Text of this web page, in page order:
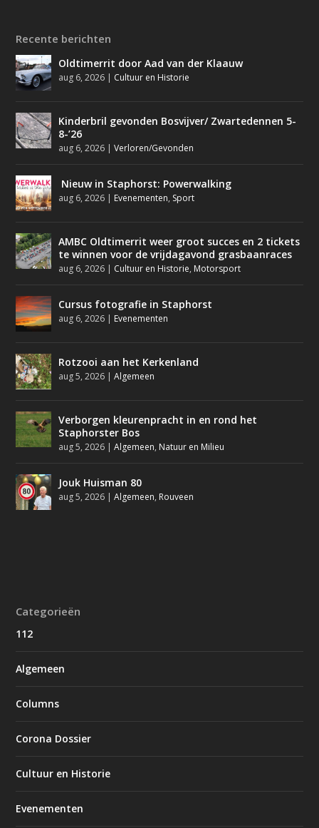
Recente berichten
Oldtimerrit door Aad van der Klaauw
aug 6, 2026 | Cultuur en Historie
Kinderbril gevonden Bosvijver/ Zwartedennen 5-
8-’26
aug 6, 2026 |Verloren/Gevonden
Nieuw in Staphorst: Powerwalking
aug 6, 2026 | Evenementen, Sport
AMBC Oldtimerrit weer groot succes en 2 tickets
te winnen voor de vrijdagavond grasbaanraces
aug 6, 2026 | Cultuur en Historie, Motorsport
Cursus fotografie in Staphorst
aug 6, 2026 | Evenementen
Rotzooi aan het Kerkenland
aug 5, 2026 |Algemeen
Verborgen kleurenpracht in en rond het
Staphorster Bos
aug 5, 2026 |Algemeen, Natuur en Milieu
Jouk Huisman 80
aug 5, 2026 |Algemeen, Rouveen
Categorieën
112
Algemeen
Columns
Corona Dossier
Cultuur en Historie
Evenementen